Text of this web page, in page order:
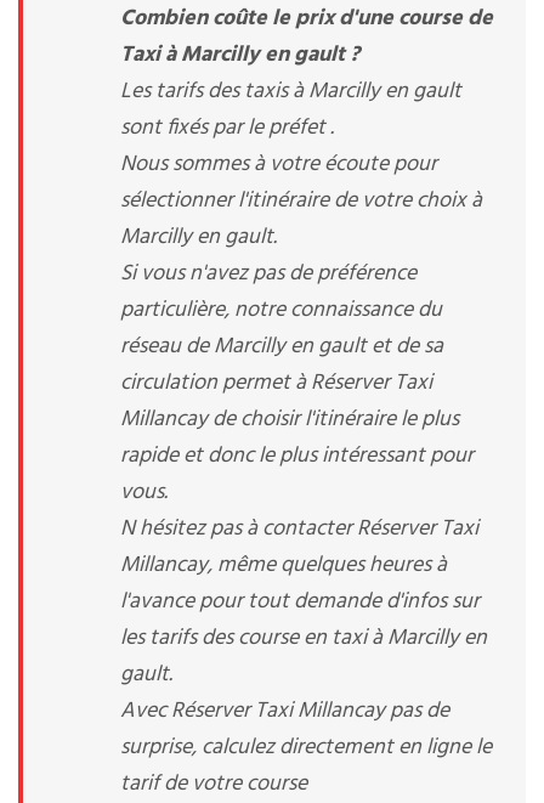
Combien coûte le prix d'une course de
Taxi à Marcilly en gault ?
Les tarifs des taxis à Marcilly en gault
sont fixés par le préfet .
Nous sommes à votre écoute pour
sélectionner l'itinéraire de votre choix à
Marcilly en gault.
Si vous n'avez pas de préférence
particulière, notre connaissance du
réseau de Marcilly en gault et de sa
circulation permet à Réserver Taxi
Millancay de choisir l'itinéraire le plus
rapide et donc le plus intéressant pour
vous.
N hésitez pas à contacter Réserver Taxi
Millancay, même quelques heures à
l'avance pour tout demande d'infos sur
les tarifs des course en taxi à Marcilly en
gault.
Avec Réserver Taxi Millancay pas de
surprise, calculez directement en ligne le
tarif de votre course